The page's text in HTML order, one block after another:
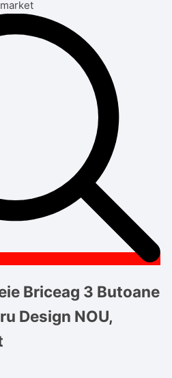
Briceag 3 Butoane
Design NOU,